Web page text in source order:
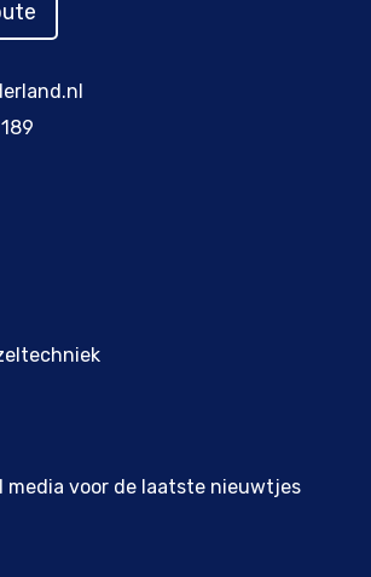
media voor de laatste nieuwtjes